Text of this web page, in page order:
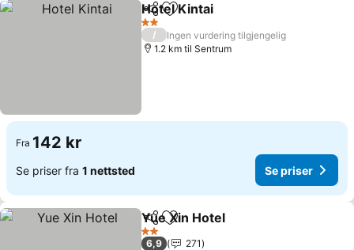
Del Legg til i favoritter
Hotel Kintai
2 Stjerner
/
Ingen vurdering tilgjengelig
1.2 km til Sentrum
Fra 142 kr
Se priser fra 1 nettsted Se priser
Del Legg til i favoritter
Yue Xin Hotel
2 Stjerner
6,9
271